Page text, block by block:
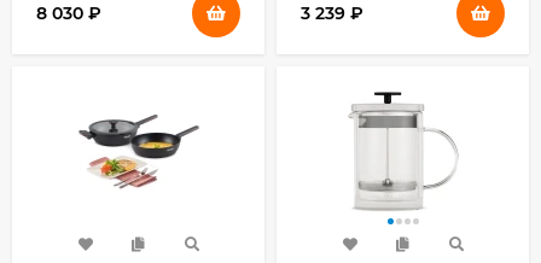
8 030 ₽ 3 239 ₽